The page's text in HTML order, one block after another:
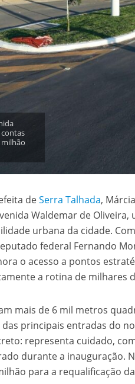
milhão
deSerra Talhada,
Waldemar de
urbana da cidade.
federal Fernando
o acesso a pontos
a rotina de milhares
mais de 6 mil metros
das principais entradas do
representa cuidado,
durante a inauguração.
para a requalificação